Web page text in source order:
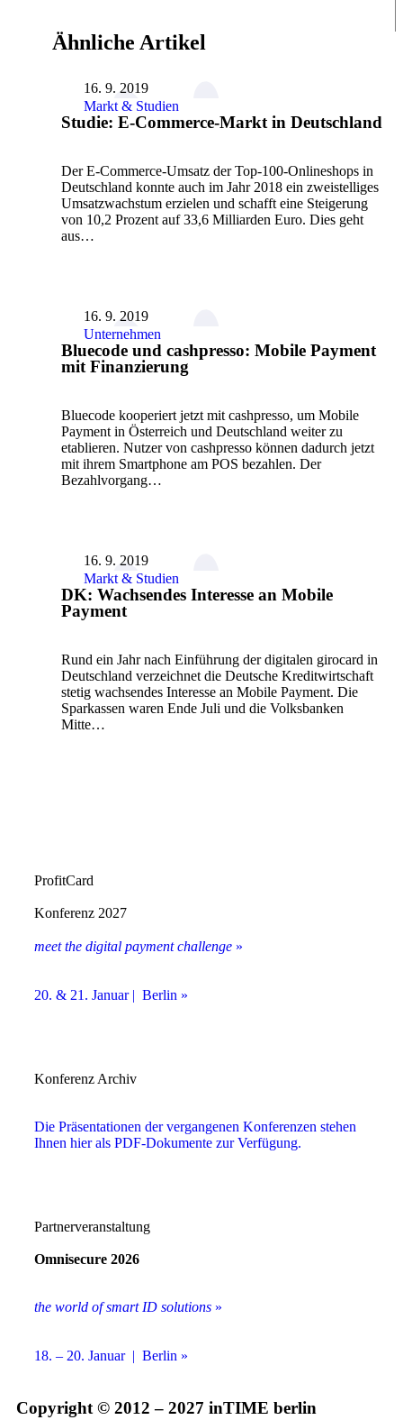
Ähnliche Artikel
16. 9. 2019
Markt & Studien
Studie: E-Commerce-Markt in Deutschland
Der E-Commerce-Umsatz der Top-100-Onlineshops in
Deutschland konnte auch im Jahr 2018 ein zweistelliges
Umsatzwachstum erzielen und schafft eine Steigerung
von 10,2 Prozent auf 33,6 Milliarden Euro. Dies geht
aus…
16. 9. 2019
Unternehmen
Bluecode und cashpresso: Mobile Payment
mit Finanzierung
Bluecode kooperiert jetzt mit cashpresso, um Mobile
Payment in Österreich und Deutschland weiter zu
etablieren. Nutzer von cashpresso können dadurch jetzt
mit ihrem Smartphone am POS bezahlen. Der
Bezahlvorgang…
16. 9. 2019
Markt & Studien
DK: Wachsendes Interesse an Mobile
Payment
Rund ein Jahr nach Einführung der digitalen girocard in
Deutschland verzeichnet die Deutsche Kreditwirtschaft
stetig wachsendes Interesse an Mobile Payment. Die
Sparkassen waren Ende Juli und die Volksbanken
Mitte…
ProfitCard
Konferenz 2027
meet the digital payment challenge »
20. & 21. Januar | Berlin »
Konferenz Archiv
Die Präsentationen der vergangenen Konferenzen stehen
Ihnen hier als PDF-Dokumente zur Verfügung.
Partnerveranstaltung
Omnisecure 2026
the world of smart ID solutions »
18. – 20. Januar | Berlin »
Copyright © 2012 – 2027 inTIME berlin